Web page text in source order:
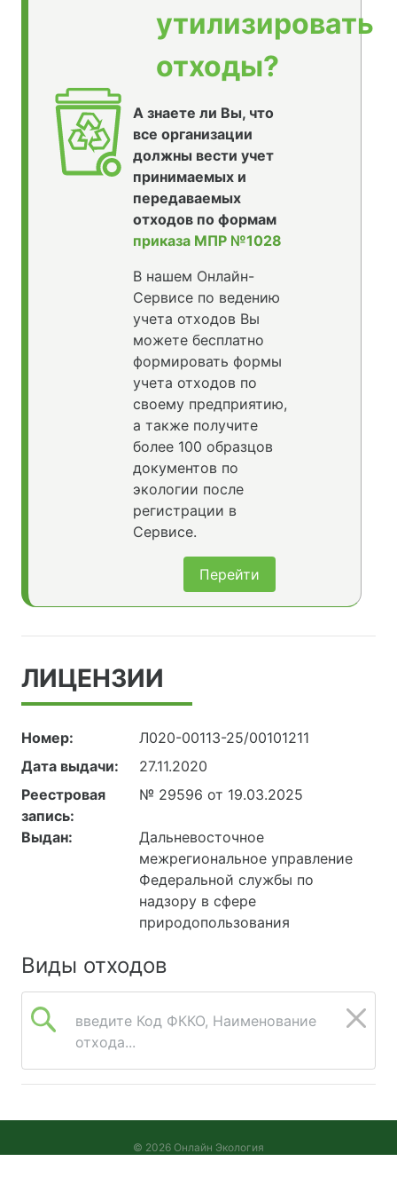
утилизировать
отходы?
А знаете ли Вы, что
все организации
должны вести учет
принимаемых и
передаваемых
отходов по формам
приказа МПР №1028
В нашем Онлайн-
Сервисе по ведению
учета отходов Вы
можете бесплатно
формировать формы
учета отходов по
своему предприятию,
а также получите
более 100 образцов
документов по
экологии после
регистрации в
Сервисе.
Перейти
ЛИЦЕНЗИИ
Номер:
Л020-00113-25/00101211
Дата выдачи:
27.11.2020
Реестровая
запись:
№ 29596 от 19.03.2025
Выдан:
Дальневосточное
межрегиональное управление
Федеральной службы по
надзору в сфере
природопользования
Виды отходов
введите Код ФККО, Наименование
отхода...
© 2026 Онлайн Экология